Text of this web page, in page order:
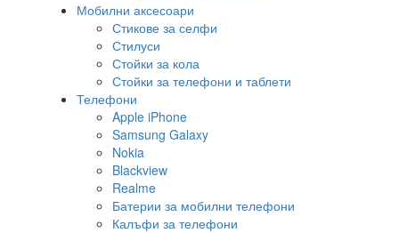
Мобилни аксесоари
Стикове за селфи
Стилуси
Стойки за кола
Стойки за телефони и таблети
Телефони
Apple iPhone
Samsung Galaxy
Nokia
Blackview
Realme
Батерии за мобилни телефони
Калъфи за телефони